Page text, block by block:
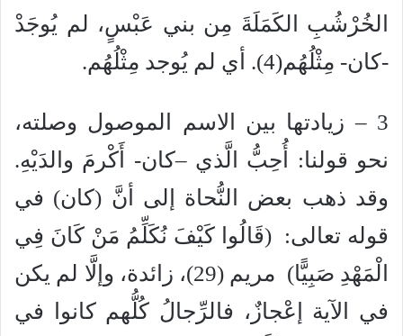
الخُرْشُبِ الكَمَلَةَ مِن بني عَبْسٍ، لم يُوجَدْ
-كان- مِثْلُهُم(4). أي لم يُوجد مِثْلُهُم.
3 – زيادتها بين الاسم الموصول وصلته،
نحو قولنا: أُحِبُّ الَّذي –كان- أَكْرمَ والدَيْهِ.
وقد ذهب بعض النُّحاة إلى أنَّ (كان) في
قوله تعالى: (قَالُوا كَيْفَ نُكَلِّمُ مَنْ كَانَ فِي
الْمَهْدِ صَبِيًّا) مريم (29)، زائدة، وإلَّا لم يكن
في الآية إعْجازٌ، فالرِّجالُ كُلُّهم كانوا في